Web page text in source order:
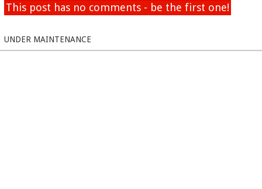
This post has no comments - be the first one!
UNDER MAINTENANCE